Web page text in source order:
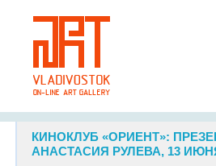
КИНОКЛУБ «ОРИЕНТ»:
АНАСТАСИЯ РУЛЕВА, 13